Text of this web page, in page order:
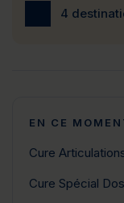
4
EN CE
Cure
Cure Spécial Dos